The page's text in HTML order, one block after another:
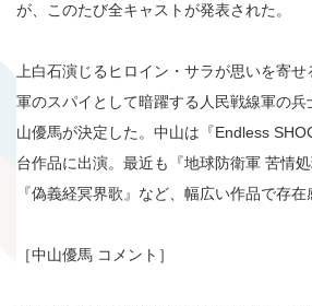
が、このたび全キャストが発表された。
上白石演じるヒロイン・サラが思いを寄
軍のスパイとして暗躍する人民戦線軍の兵
山優馬が決定した。中山は『Endless
台作品に出演。最近も『地球防衛軍 苦情
『偽義経冥界歌』など、幅広い作品で存在
［中山優馬 コメント］